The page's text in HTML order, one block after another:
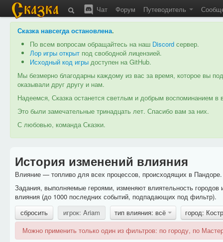
Чат Форум Путеводитель
Сказка навсегда остановлена.
По всем вопросам обращайтесь на наш Discord сервер.
Лор игры открыт под свободной лицензией.
Исходный код игры доступен на GitHub.
Мы безмерно благодарны каждому из вас за время, которое вы
оказывали друг другу и нам.
Надеемся, Сказка останется светлым и добрым воспоминанием
Это были замечательные тринадцать лет. Спасибо вам за них.
С любовью, команда Сказки.
История изменений влияния
Влияние — топливо для всех процессов, происходящих в
Задания, выполняемые героями, изменяют влиятельность
влияния (до 1000 последних событий, подпадающих под фильтр).
сбросить
игрок: Ariam тип влияния: всё
город:
Можно применить только один из фильтров: по городу, по